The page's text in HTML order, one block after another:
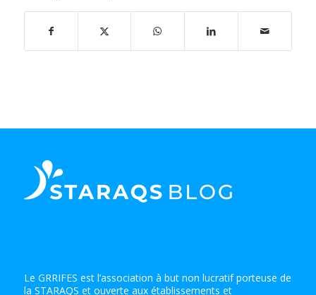
Le GRRIFES est l’association à but non lucratif porteuse de
la STARAQS et ouverte aux établissements et